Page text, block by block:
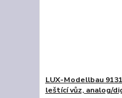
LUX-Modellbau
leštící vůz, analog/